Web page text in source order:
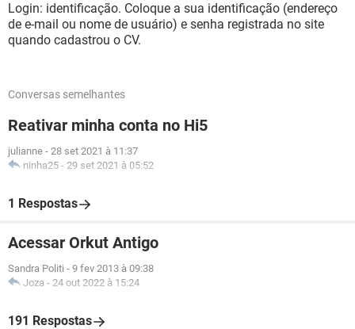
Login: identificação. Coloque a sua identificação (endereço
de e-mail ou nome de usuário) e senha registrada no site
quando cadastrou o CV.
Conversas semelhantes
Reativar minha conta no Hi5
julianne - 28 set 2021 à 11:37
ninha25 - 29 set 2021 à 05:52
1 Respostas
Acessar Orkut Antigo
Sandra Politi - 9 fev 2013 à 09:38
Joza - 24 out 2022 à 15:24
191 Respostas